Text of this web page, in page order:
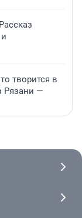
творится в
Рязани —